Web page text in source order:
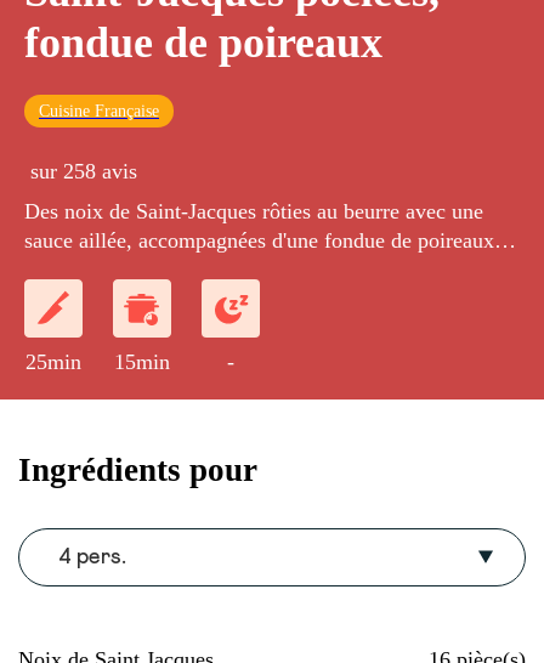
fondue de poireaux
Cuisine Française
sur 258 avis
Des noix de Saint-Jacques rôties au beurre avec une
sauce aillée, accompagnées d'une fondue de poireaux à
25min 15min -
Ingrédients pour
4 pers.